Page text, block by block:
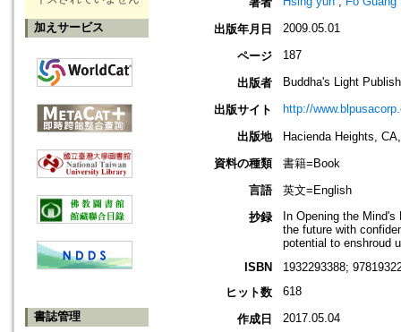
加えサービス
書誌管理
出版年月日 2009.05.01
ページ 187
出版者 Buddha's Light
出版サイト http://
出版地
Hacienda Heights,
資料の種類
書籍=Book
言語
英文=English
抄録
In Opening the
the future with
potential to enshroud
ISBN
1932293388;
ヒット数
618
作成日 2017.05.04